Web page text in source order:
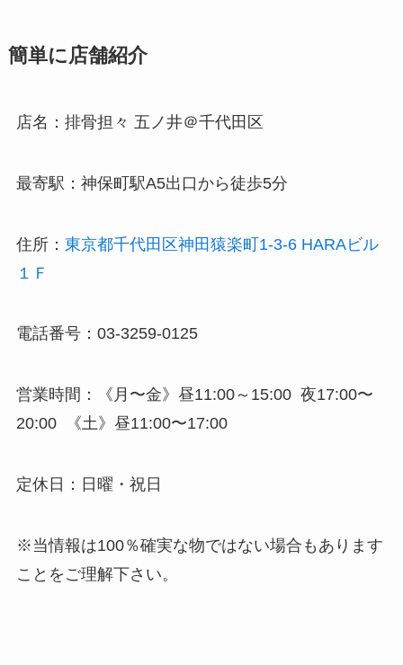
簡単に店舗紹介
店名：排骨担々 五ノ井＠千代田区
最寄駅：神保町駅A5出口から徒歩5分
住所： 東京都千代田区神田猿楽町1-3-6 HARAビル
１Ｆ
電話番号：03-3259-0125
営業時間：《月〜金》昼11:00～15:00 夜17:00〜
20:00 《土》昼11:00〜17:00
定休日：日曜・祝日
※当情報は100％確実な物ではない場合もあります
ことをご理解下さい。